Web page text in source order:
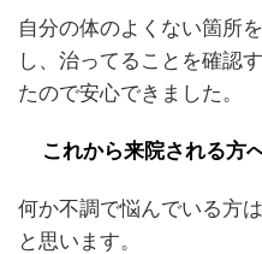
自分の体のよくない箇所
し、治ってることを確認
たので安心できました。
これから来院される方
何か不調で悩んでいる方
と思います。